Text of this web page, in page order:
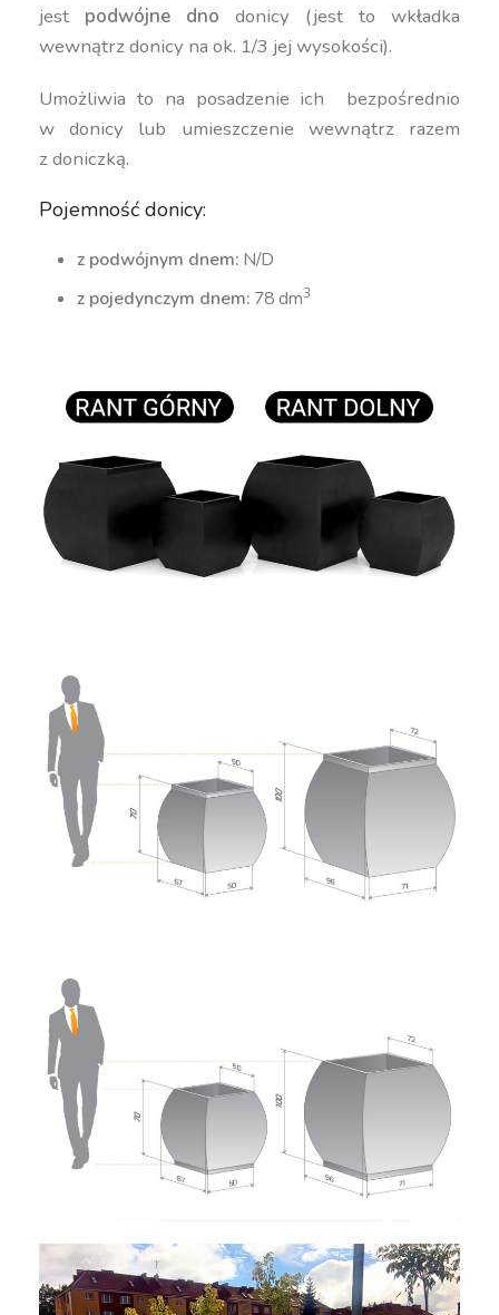
jest podwójne dno donicy (jest to wkładka
wewnątrz donicy na ok. 1/3 jej wysokości).
Umożliwia to na posadzenie ich bezpośrednio
w donicy lub umieszczenie wewnątrz razem
z doniczką.
Pojemność donicy:
z podwójnym dnem: N/D
z pojedynczym dnem: 78 dm3